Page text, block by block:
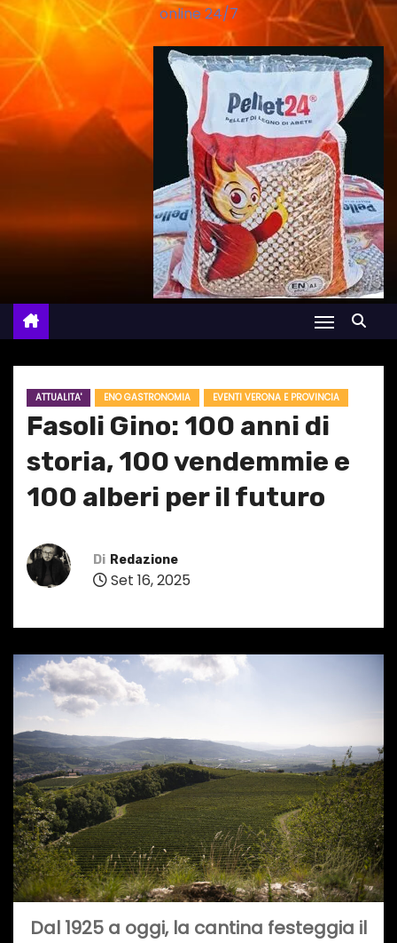
online 24/7
ATTUALITA' ENO GASTRONOMIA EVENTI VERONA E PROVINCIA
Fasoli Gino: 100 anni di
storia, 100 vendemmie e
100 alberi per il futuro
Di Redazione
Set 16, 2025
Dal 1925 a oggi, la cantina festeggia il